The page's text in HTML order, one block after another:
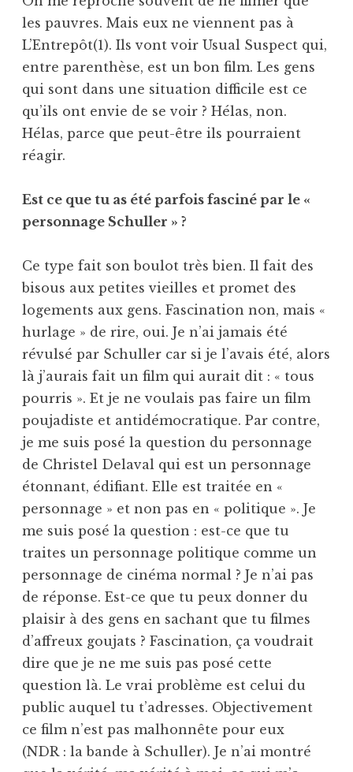
les pauvres. Mais eux ne viennent pas à
L’Entrepôt(1). Ils vont voir Usual Suspect qui,
entre parenthèse, est un bon film. Les gens
qui sont dans une situation difficile est ce
qu’ils ont envie de se voir ? Hélas, non.
Hélas, parce que peut-être ils pourraient
réagir.
Est ce que tu as été parfois fasciné par le «
personnage Schuller » ?
Ce type fait son boulot très bien. Il fait des
bisous aux petites vieilles et promet des
logements aux gens. Fascination non, mais «
hurlage » de rire, oui. Je n’ai jamais été
révulsé par Schuller car si je l’avais été, alors
là j’aurais fait un film qui aurait dit : « tous
pourris ». Et je ne voulais pas faire un film
poujadiste et antidémocratique. Par contre,
je me suis posé la question du personnage
de Christel Delaval qui est un personnage
étonnant, édifiant. Elle est traitée en «
personnage » et non pas en « politique ». Je
me suis posé la question : est-ce que tu
traites un personnage politique comme un
personnage de cinéma normal ? Je n’ai pas
de réponse. Est-ce que tu peux donner du
plaisir à des gens en sachant que tu filmes
d’affreux goujats ? Fascination, ça voudrait
dire que je ne me suis pas posé cette
question là. Le vrai problème est celui du
public auquel tu t’adresses. Objectivement
ce film n’est pas malhonnête pour eux
(NDR : la bande à Schuller). Je n’ai montré